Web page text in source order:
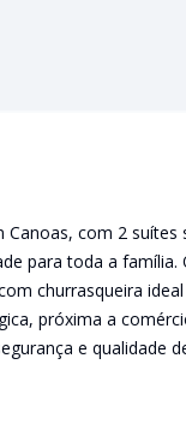
com 2
para toda a
churrasqueira
próxima a
e qualidade